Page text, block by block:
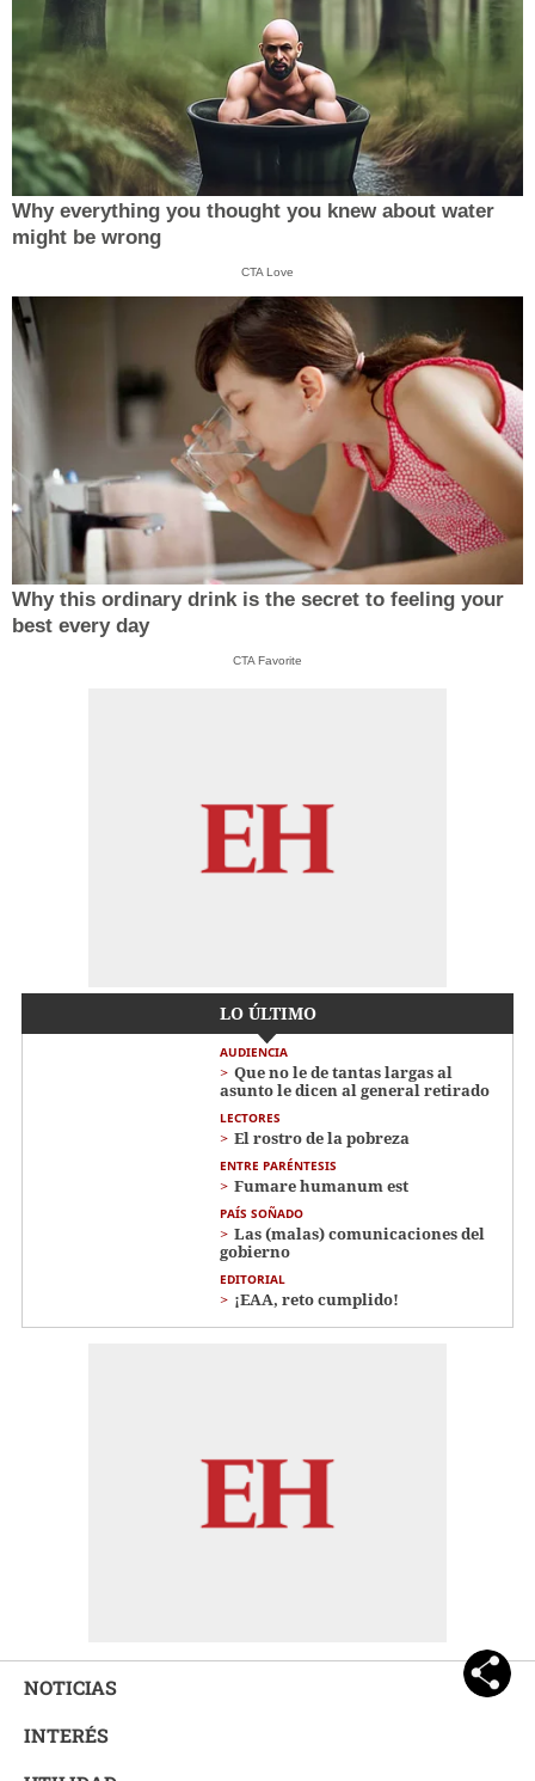
Why everything you thought you knew about water
might be wrong
CTA Love
Why this ordinary drink is the secret to feeling your
best every day
CTA Favorite
LO ÚLTIMO
AUDIENCIA
Que no le de tantas largas al
asunto le dicen al general retirado
LECTORES
El rostro de la pobreza
ENTRE PARÉNTESIS
Fumare humanum est
PAÍS SOÑADO
Las (malas) comunicaciones del
gobierno
EDITORIAL
¡EAA, reto cumplido!
NOTICIAS
INTERÉS